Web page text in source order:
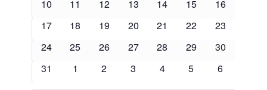
10
11 12 13 14 15
16
17
18 19 20 21 22
23
24
25 26 27 28 29
30
31
1 2 3 4 5 6